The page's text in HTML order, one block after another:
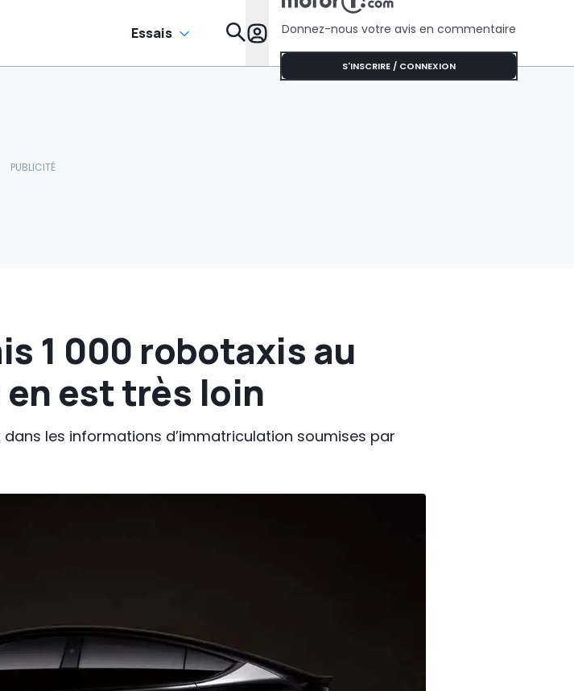
Essais Donnez-nous votre avis en commentaire
S'INSCRIRE / CONNEXION
1 000 robotaxis au
en est très loin
les informations d’immatriculation soumises par